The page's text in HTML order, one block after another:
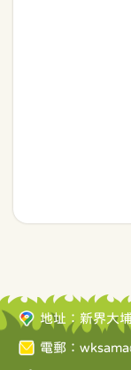
地址：新界大
電郵：